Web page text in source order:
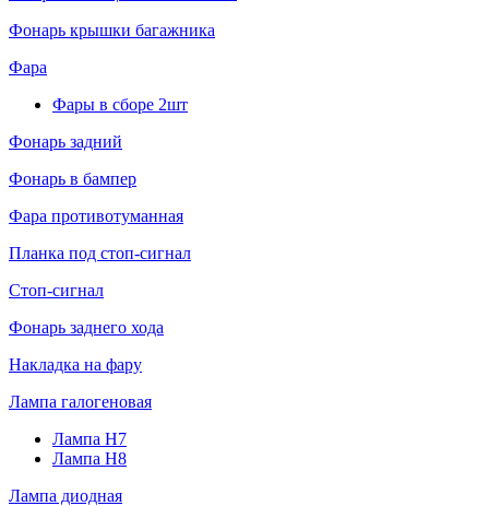
Фонарь крышки багажника
Фара
Фары в сборе 2шт
Фонарь задний
Фонарь в бампер
Фара противотуманная
Планка под стоп-сигнал
Стоп-сигнал
Фонарь заднего хода
Накладка на фару
Лампа галогеновая
Лампа H7
Лампа H8
Лампа диодная